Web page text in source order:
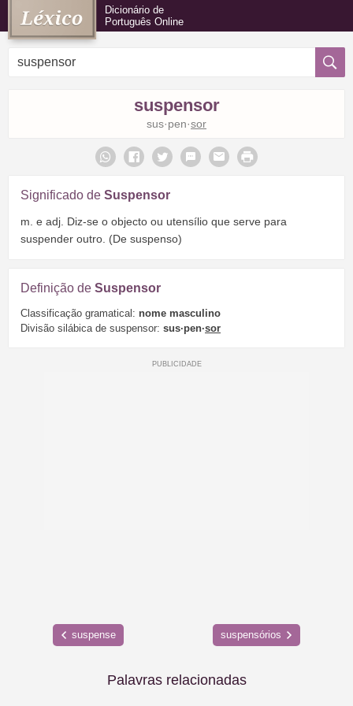
Dicionário de
Português Online
suspensor
sus·pen·sor
Significado de Suspensor
m. e adj. Diz-se o objecto ou utensílio que serve para
suspender outro. (De suspenso)
Definição de Suspensor
Classificação gramatical: nome masculino
Divisão silábica de suspensor: sus·pen·sor
suspense suspensórios
Palavras relacionadas